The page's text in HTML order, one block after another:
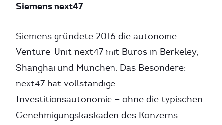
Siemens next47
Siemens gründete 2016 die autonome
Venture-Unit next47 mit Büros in Berkeley,
Shanghai und München. Das Besondere:
next47 hat vollständige
Investitionsautonomie — ohne die typischen
Genehmigungskaskaden des Konzerns.